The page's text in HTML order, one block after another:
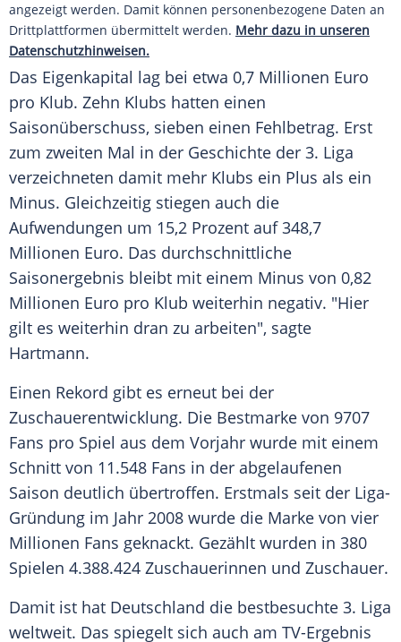
angezeigt werden. Damit können personenbezogene Daten an
Drittplattformen übermittelt werden. Mehr dazu in unseren
Datenschutzhinweisen.
Das Eigenkapital lag bei etwa 0,7 Millionen Euro
pro Klub. Zehn Klubs hatten einen
Saisonüberschuss, sieben einen Fehlbetrag. Erst
zum zweiten Mal in der Geschichte der 3. Liga
verzeichneten damit mehr Klubs ein Plus als ein
Minus. Gleichzeitig stiegen auch die
Aufwendungen um 15,2 Prozent auf 348,7
Millionen Euro. Das durchschnittliche
Saisonergebnis bleibt mit einem Minus von 0,82
Millionen Euro pro Klub weiterhin negativ. "Hier
gilt es weiterhin dran zu arbeiten", sagte
Hartmann.
Einen Rekord gibt es erneut bei der
Zuschauerentwicklung. Die Bestmarke von 9707
Fans pro Spiel aus dem Vorjahr wurde mit einem
Schnitt von 11.548 Fans in der abgelaufenen
Saison deutlich übertroffen. Erstmals seit der Liga-
Gründung im Jahr 2008 wurde die Marke von vier
Millionen Fans geknackt. Gezählt wurden in 380
Spielen 4.388.424 Zuschauerinnen und Zuschauer.
Damit ist hat Deutschland die bestbesuchte 3. Liga
weltweit. Das spiegelt sich auch am TV-Ergebnis